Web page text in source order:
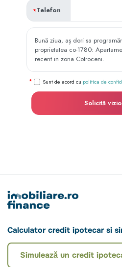
Telefon
Sunt de acord cu politica de
Solicită